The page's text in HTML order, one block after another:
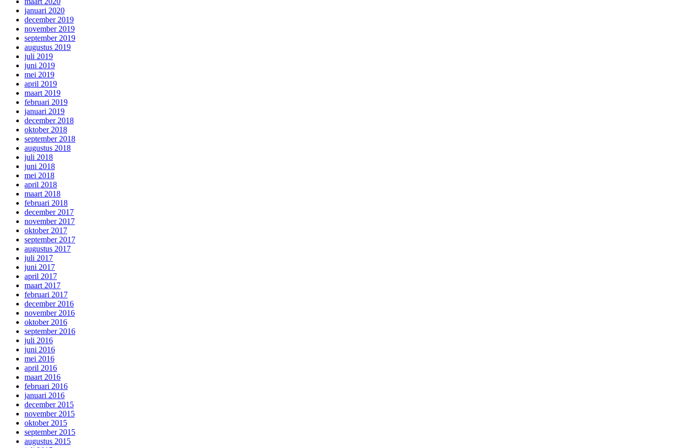
januari 2020
december 2019
november 2019
september 2019
augustus 2019
juli 2019
juni 2019
mei 2019
april 2019
maart 2019
februari 2019
januari 2019
december 2018
oktober 2018
september 2018
augustus 2018
juli 2018
juni 2018
mei 2018
april 2018
maart 2018
februari 2018
december 2017
november 2017
oktober 2017
september 2017
augustus 2017
juli 2017
juni 2017
april 2017
maart 2017
februari 2017
december 2016
november 2016
oktober 2016
september 2016
juli 2016
juni 2016
mei 2016
april 2016
maart 2016
februari 2016
januari 2016
december 2015
november 2015
oktober 2015
september 2015
augustus 2015